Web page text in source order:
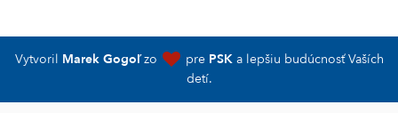
Vytvoril Marek Gogoľzo pre PSKa lepšiu budúcnosť Vaších
detí.